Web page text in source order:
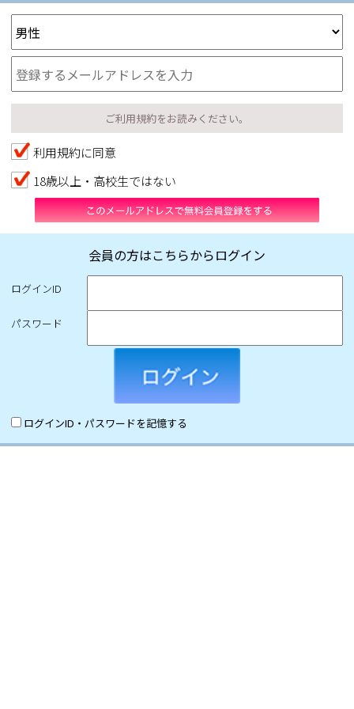
ご利用規約をお読みください。
利用規約に同意
18歳以上・高校生ではない
会員の方はこちらからログイン
ログインID
パスワード
ログインID・パスワードを記憶する